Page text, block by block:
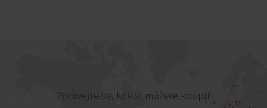
Podívejte se, kde si můžete koupit